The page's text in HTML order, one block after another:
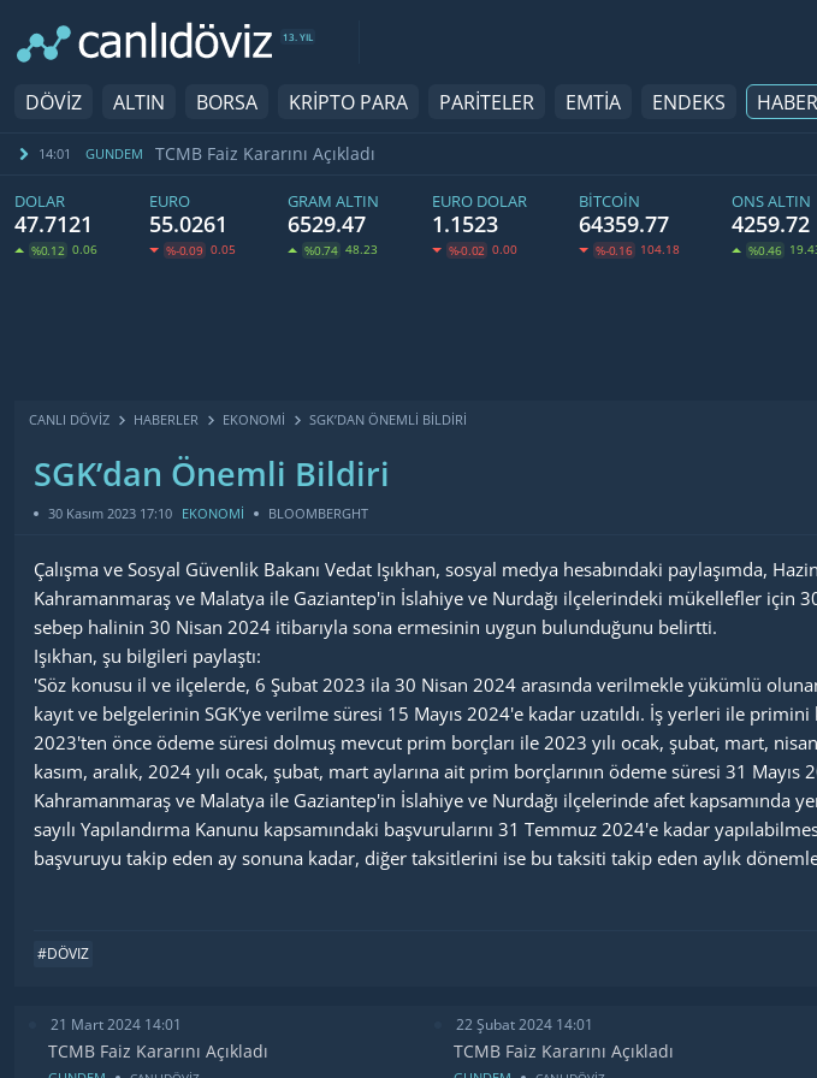
13. YIL
DÖVİZ ALTIN BORSA KRİPTO PARA PARİTELER EMTİA ENDEKS
14:01 GUNDEM TCMB Faiz Kararını Açıkladı
DOLAR
47.7121
%0.12 0.06
EURO
55.0261
%-0.09 0.05
GRAM ALTIN
6529.47
%0.74 48.23
EURO DOLAR
1.1523
%-0.02 0.00
BITCOIN
64359.77
%-0.16 104.18
ONS ALTIN
4259.72
%0.46
CANLI DÖVİZ HABERLER EKONOMI SGK’DAN ÖNEMLI BILDIRI
SGK’dan Önemli Bildiri
30 Kasım 2023 17:10 EKONOMİ BLOOMBERGHT
Çalışma ve Sosyal Güvenlik Bakanı Vedat Işıkhan, sosyal medya hesabındaki paylaşımda,
Kahramanmaraş ve Malatya ile Gaziantep'in İslahiye ve Nurdağı ilçelerindeki mükellefler için
sebep halinin 30 Nisan 2024 itibarıyla sona ermesinin uygun bulunduğunu belirtti.
Işıkhan, şu bilgileri paylaştı:
'Söz konusu il ve ilçelerde, 6 Şubat 2023 ila 30 Nisan 2024 arasında verilmekle yükümlü
kayıt ve belgelerinin SGK'ye verilme süresi 15 Mayıs 2024'e kadar uzatıldı. İş yerleri ile
2023'ten önce ödeme süresi dolmuş mevcut prim borçları ile 2023 yılı ocak, şubat, mart,
kasım, aralık, 2024 yılı ocak, şubat, mart aylarına ait prim borçlarının ödeme süresi 31
Kahramanmaraş ve Malatya ile Gaziantep'in İslahiye ve Nurdağı ilçelerinde afet kapsamında
sayılı Yapılandırma Kanunu kapsamındaki başvurularını 31 Temmuz 2024'e kadar
başvuruyu takip eden ay sonuna kadar, diğer taksitlerini ise bu taksiti takip eden aylık
#DÖVIZ
21 Mart 2024 14:01
TCMB Faiz Kararını Açıkladı
22 Şubat 2024 14:01
TCMB Faiz Kararını Açıkladı